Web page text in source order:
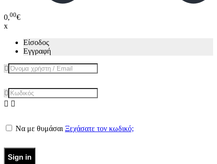
0,00€
x
Είσοδος
Εγγραφή
Να με θυμάσαι Ξεχάσατε τον κωδικό;
Sign in